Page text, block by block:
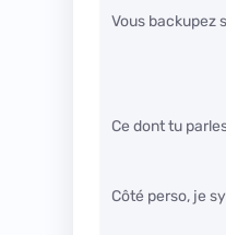
Vous backupez
Ce dont tu
Côté perso, je